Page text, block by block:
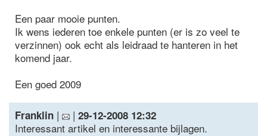
Een paar mooie punten.
Ik wens iederen toe enkele punten (er is zo veel te
verzinnen) ook echt als leidraad te hanteren in het
komend jaar.
Een goed 2009
Franklin | | 29-12-2008 12:32
Interessant artikel en interessante bijlagen.